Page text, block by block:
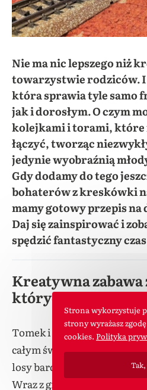
Nie ma nic lepszego niż
towarzystwie rodziców. I
która sprawia tyle samo
jak i dorosłym. O czym
kolejkami i torami, które
łączyć, tworząc
jedynie wyobraźnią
Gdy dodamy do tego
bohaterów z kreskówki
mamy gotowy przepis na
Daj się zainspirować i
spędzić fantastyczny
Kreatywna
których kochają
Tomek i Przyjaciele to
całym świecie serial
losy bardzo sympatycznej
Wraz z grupą przyjaciół dba,
Strona wykorzystuje
strony wyrażasz
cookies. Polityka
Tak,